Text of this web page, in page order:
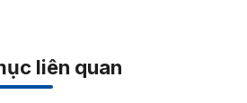
liên quan